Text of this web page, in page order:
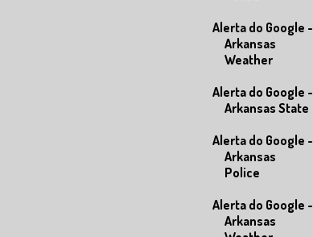
Alerta do Google -
Arkansas
Weather
Alerta do Google -
Arkansas State
Alerta do Google -
Arkansas
Police
Alerta do Google -
Arkansas